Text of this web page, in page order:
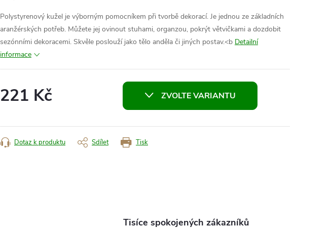
Polystyrenový kužel je výborným pomocníkem při tvorbě dekorací. Je jednou ze základních
aranžérských potřeb. Můžete jej ovinout stuhami, organzou, pokrýt větvičkami a dozdobit
sezónními dekoracemi. Skvěle poslouží jako tělo anděla či jiných postav.<b Detailní
informace
221 Kč ZVOLTE VARIANTU
Tisk
Dotaz k produktu Sdílet
Tisíce spokojených zákazníků